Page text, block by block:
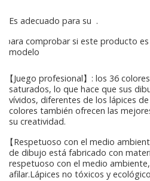
Es adecuado para su .
para comprobar si este producto
modelo
【Juego profesional】: los 36
saturados, lo que hace que sus
vívidos, diferentes de los lápices
colores también ofrecen las
su creatividad.
【Respetuoso con el medio
de dibujo está fabricado con
respetuoso con el medio
afilar.Lápices no tóxicos y